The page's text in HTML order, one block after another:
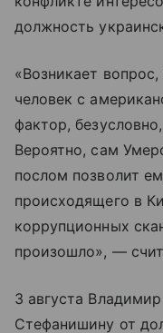
должность
«Возникает
человек с
фактор,
Вероятно, сам
послом позволит
происходящего в
коррупционных
произошло», —
3 августа
Стефанишину от